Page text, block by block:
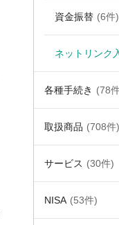
資金振替 (6件)
ネットリンク
各種手続き (78
取扱商品 (708件)
サービス (30件)
NISA (53件)